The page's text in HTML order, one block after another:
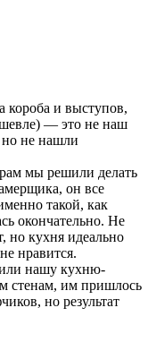
короба и выступов,
— это не наш
не нашли
мы решили делать
он все
такой, как
окончательно. Не
но кухня идеально
нравится.
нашу кухню-
стенам, им пришлось
но результат